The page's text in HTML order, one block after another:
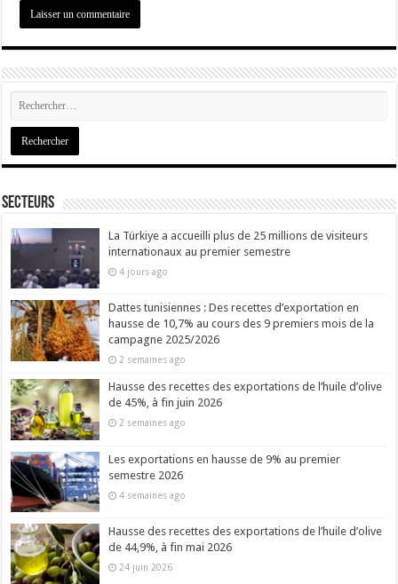
Secteurs
La Türkiye a accueilli plus de 25 millions de visiteurs
internationaux au premier semestre
4 jours ago
Dattes tunisiennes : Des recettes d’exportation en
hausse de 10,7% au cours des 9 premiers mois de la
campagne 2025/2026
2 semaines ago
Hausse des recettes des exportations de l’huile d’olive
de 45%, à fin juin 2026
2 semaines ago
Les exportations en hausse de 9% au premier
semestre 2026
4 semaines ago
Hausse des recettes des exportations de l’huile d’olive
de 44,9%, à fin mai 2026
24 juin 2026